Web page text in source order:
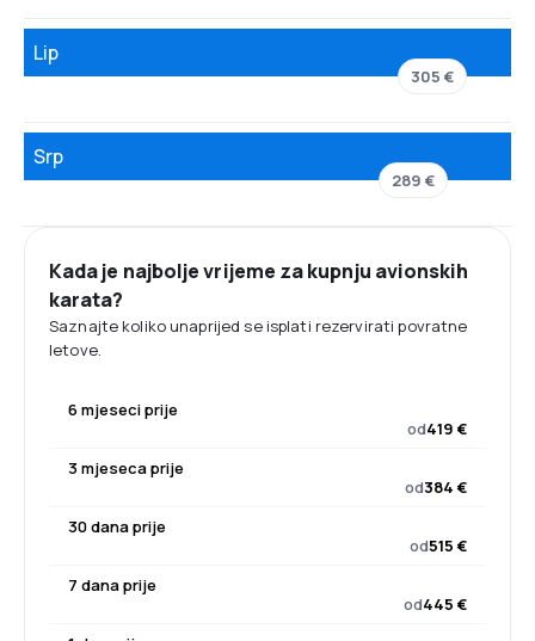
Lip
305 €
Srp
289 €
Kada je najbolje vrijeme za kupnju avionskih
karata?
Saznajte koliko unaprijed se isplati rezervirati povratne
letove.
6 mjeseci prije
od419 €
3 mjeseca prije
od384 €
30 dana prije
od515 €
7 dana prije
od445 €